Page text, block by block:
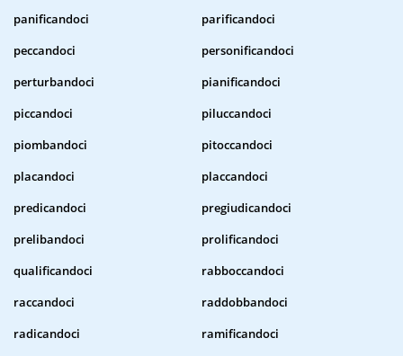
panificandoci
parificandoci
peccandoci
personificandoci
perturbandoci
pianificandoci
piccandoci
piluccandoci
piombandoci
pitoccandoci
placandoci
placcandoci
predicandoci
pregiudicandoci
prelibandoci
prolificandoci
qualificandoci
rabboccandoci
raccandoci
raddobbandoci
radicandoci
ramificandoci